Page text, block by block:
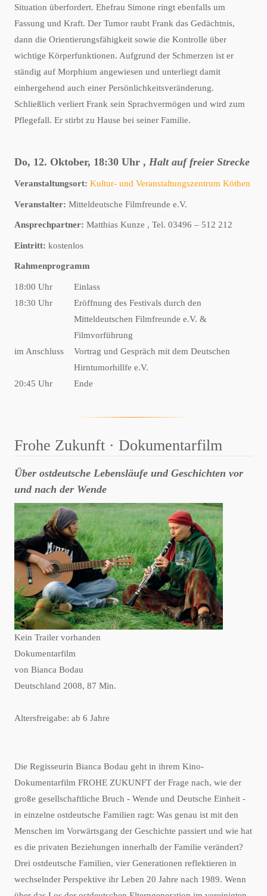
Situation überfordert. Ehefrau Simone ringt ebenfalls um
Fassung und Kraft. Der Tumor raubt Frank das Gedächtnis,
dann die Orientierungsfähigkeit sowie die Kontrolle über
wichtige Körperfunktionen. Aufgrund der Schmerzen ist er
ständig auf Morphium angewiesen und unterliegt damit
einhergehend auch einer Persönlichkeitsveränderung.
Schließlich verliert Frank sein Sprachvermögen und wird zum
Pflegefall. Er stirbt zu Hause bei seiner Familie.
Do, 12. Oktober, 18:30 Uhr , Halt auf freier Strecke
Veranstaltungsort: Kultur- und Veranstaltungszentrum Köthen
Veranstalter: Mitteldeutsche Filmfreunde e.V.
Ansprechpartner: Matthias Kunze , Tel. 03496 – 512 212
Eintritt: kostenlos
Rahmenprogramm
18:00 Uhr
Einlass
18:30 Uhr
Eröffnung des Festivals durch den
Mitteldeutschen Filmfreunde e.V. &
Filmvorführung
im Anschluss
Vortrag und Gespräch mit dem Deutschen
Hirntumorhillfe e.V.
20:45 Uhr
Ende
Frohe Zukunft · Dokumentarfilm
Über ostdeutsche Lebensläufe und Geschichten vor
und nach der Wende
Kein Trailer vorhanden
Dokumentarfilm
von Bianca Bodau
Deutschland 2008, 87 Min.
Altersfreigabe: ab 6 Jahre
Die Regisseurin Bianca Bodau geht in ihrem Kino-
Dokumentarfilm FROHE ZUKUNFT der Frage nach, wie der
große gesellschaftliche Bruch - Wende und Deutsche Einheit -
in einzelne ostdeutsche Familien ragt: Was genau ist mit den
Menschen im Vorwärtsgang der Geschichte passiert und wie hat
es die privaten Beziehungen innerhalb der Familie verändert?
Drei ostdeutsche Familien, vier Generationen reflektieren in
wechselnder Perspektive ihr Leben 20 Jahre nach 1989. Wenn